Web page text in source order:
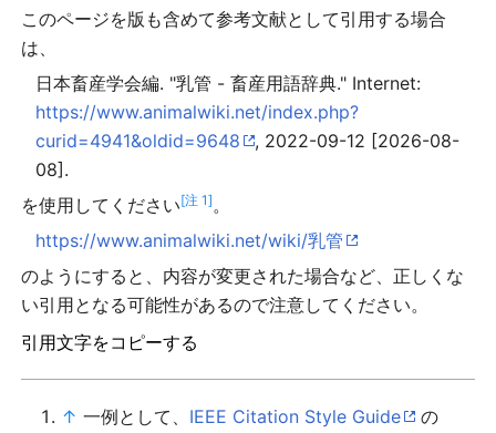
このページを版も含めて参考文献として引用する場合
は、
日本畜産学会編. "乳管 - 畜産用語辞典." Internet:
https://www.animalwiki.net/index.php?
curid=4941&oldid=9648
, 2022-09-12 [2026-08-
08].
を使用してください[注 1]。
https://www.animalwiki.net/wiki/乳管
のようにすると、内容が変更された場合など、正しくな
い引用となる可能性があるので注意してください。
引用文字をコピーする
↑ 一例として、 IEEE Citation Style Guide
の